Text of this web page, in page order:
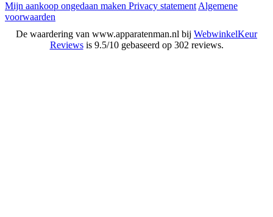
Mijn aankoop ongedaan maken Privacy statement Algemene
voorwaarden
De waardering van www.apparatenman.nl bij WebwinkelKeur
Reviewsis 9.5/10 gebaseerd op 302 reviews.